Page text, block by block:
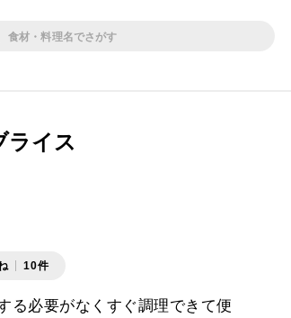
ライス
10件
る必要がなくすぐ調理できて便